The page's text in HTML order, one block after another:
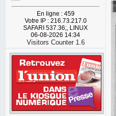
En ligne : 459
Votre IP : 216.73.217.0
SAFARI 537.36;, LINUX
06-08-2026 14:34
Visitors Counter 1.6